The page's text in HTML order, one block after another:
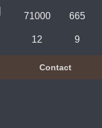
71000 665
12 9
Contact